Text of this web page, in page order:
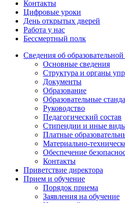
Контакты
Цифровые уроки
День открытых дверей
Работа у нас
Бессмертный полк
Сведения об
Основные сведения
Структура и органы
Документы
Образование
Образовательные
Руководство
Педагогический состав
Стипендии и иные
Платные
Материально-
Обеспечение
Контакты
Приветствие директора
Прием и обучение
Порядок приема
Заявления на обучение